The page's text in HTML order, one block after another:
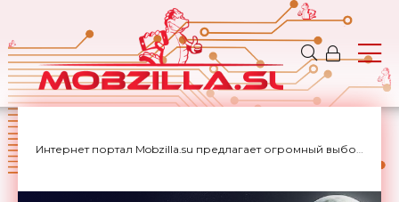
Интернет портал Mobzilla.su предлагает огромный выбор новостей с доставкой на дом.